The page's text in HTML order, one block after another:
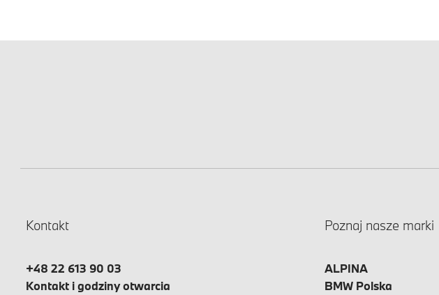
Kontakt
+48 22 613 90 03
Kontakt i godziny otwarcia
Poznaj nasze marki
ALPINA
BMW Polska